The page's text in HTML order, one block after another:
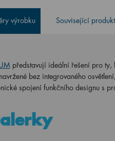
výrobku Související
představují ideální řešení pro ty,
bez integrovaného
spojení funkčního designu s